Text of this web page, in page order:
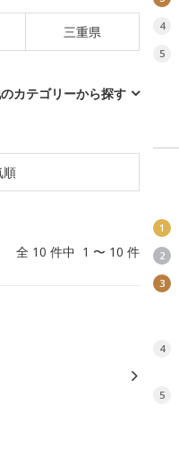
三重県
カテゴリーから探す
順
全 10 件中 1 〜 10 件
4
5
1
2
3
4
5